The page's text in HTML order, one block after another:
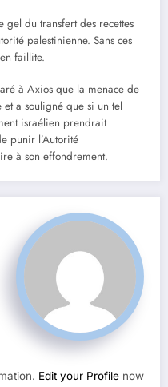
gel du transfert des recettes
palestinienne. Sans ces
faillite.
à Axios que la menace de
et a souligné que si un tel
israélien prendrait
punir l’Autorité
à son effondrement.
Edit your Profile now.